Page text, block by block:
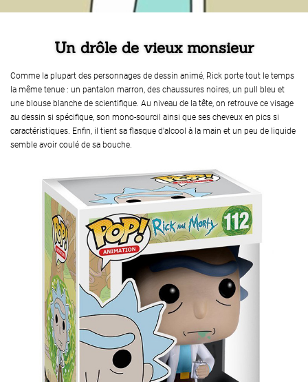
Un drôle de vieux monsieur
Comme la plupart des personnages de dessin animé, Rick porte tout le temps
la même tenue : un pantalon marron, des chaussures noires, un pull bleu et
une blouse blanche de scientifique. Au niveau de la tête, on retrouve ce visage
au dessin si spécifique, son mono-sourcil ainsi que ses cheveux en pics si
caractéristiques. Enfin, il tient sa flasque d'alcool à la main et un peu de liquide
semble avoir coulé de sa bouche.